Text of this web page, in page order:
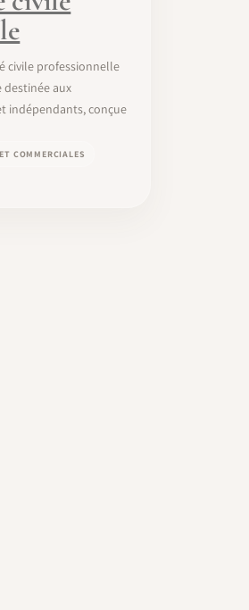
civile professionnelle
destinée aux
indépendants, conçue
COMMERCIALES